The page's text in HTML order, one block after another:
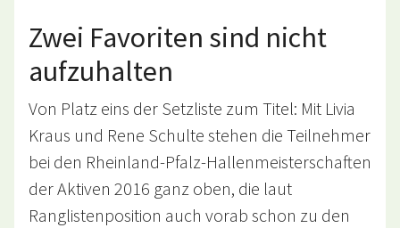
Zwei Favoriten sind nicht
aufzuhalten
Von Platz eins der Setzliste zum Titel: Mit Livia
Kraus und Rene Schulte stehen die Teilnehmer
bei den Rheinland-Pfalz-Hallenmeisterschaften
der Aktiven 2016 ganz oben, die laut
Ranglistenposition auch vorab schon zu den